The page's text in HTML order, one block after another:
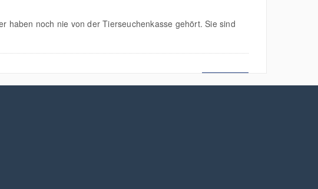
haben noch nie von der Tierseuchenkasse gehört. Sie sind